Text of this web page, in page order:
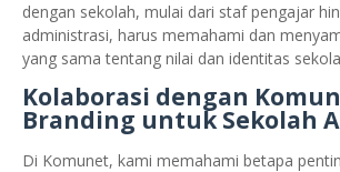
dengan sekolah, mulai dari staf pengajar
administrasi, harus memahami dan
yang sama tentang nilai dan identitas
Kolaborasi dengan
Branding untuk Sekolah
Di Komunet, kami memahami betapa